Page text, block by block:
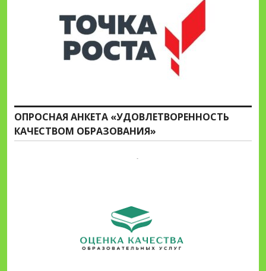
ОПРОСНАЯ АНКЕТА «УДОВЛЕТВОРЕННОСТЬ
КАЧЕСТВОМ ОБРАЗОВАНИЯ»